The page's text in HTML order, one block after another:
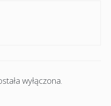
wyłączona.